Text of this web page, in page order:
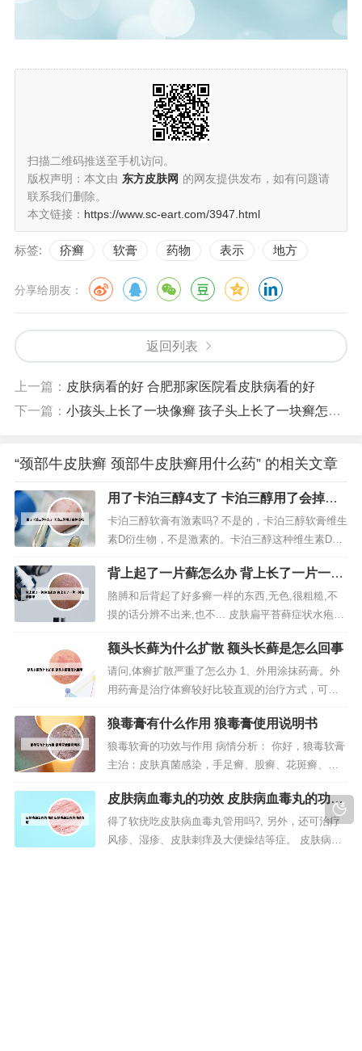
扫描二维码推送至手机访问。
版权声明：本文由 东方皮肤网 的网友提供发布，如有问题请
联系我们删除。
本文链接： https://www.sc-eart.com/3947.html
标签: 疥癣 软膏 药物 表示 地方
分享给朋友：
返回列表
上一篇： 皮肤病看的好 合肥那家医院看皮肤病看的好
下一篇： 小孩头上长了一块像癣 孩子头上长了一块癣怎么治
“颈部牛皮肤癣 颈部牛皮肤癣用什么药” 的相关文章
用了卡泊三醇4支了 卡泊三醇用了会掉皮
吗
卡泊三醇软膏有激素吗? 不是的，卡泊三醇软膏维生
素D衍生物，不是激素的。卡泊三醇这种维生素D衍
生物能抑制皮肤细胞增生和诱导起分化，从而使银
屑病（牛皮癣）皮损的增生和分化异常得以纠正，
所以常常临床用作治疗银屑病。卡泊三醇软膏是不
含有激素的，因此，也不会产生依赖性。卡泊三醇
软膏通用名为卡泊三醇软膏。那么...
背上起了一片藓怎么办 背上长了一片一片
皮癣很痒
胳膊和后背起了好多癣一样的东西,无色,很粗糙,不
摸的话分辨不出来,也不... 皮肤扁平苔藓症状水疱：
一般为粟粒状，多见于软腭，但也可发生于其它部
位。水疱轻易破裂，在一日夜间又重新泛起。皮肤
扁平苔藓症状糜烂：糜烂型常见，范围相称广泛，
几乎可遍及整个口腔粘膜。这个是经常靠在桌子上
引起的，你用复方醋酸氟氢...
额头长藓为什么扩散 额头长藓是怎么回事
请问,体癣扩散严重了怎么办 1、外用涂抹药膏。外
用药膏是治疗体癣较好比较直观的治疗方式，可以
做到直接给药，其方法取适量的治疗体癣的药膏，
在发病部位坚持早晚涂抹，疗程期间按照医嘱的要
求进行上药。2、如果体癣面积较大，病情较重者，
需要配合口服药物治疗，常用伊曲康唑胶囊；或者
盐酸特比奈芬片。药物治疗的同时...
狼毒膏有什么作用 狼毒膏使用说明书
狼毒软膏的功效与作用 病情分析： 你好，狼毒软膏
主治：皮肤真菌感染，手足癣、股癣、花斑癣、蚊
虫叮咬、 男女外阴瘙痒人群的抑菌清洁、保健、并
具有促进康复作用。说到狼毒软膏，其实一种从植
物狼毒中提取物制作而成的一种药膏类的药物，可
以用于现在各种皮肤疾病的治疗。植物狼毒的根入
皮肤病血毒丸的功效 皮肤病血毒丸的功效
方解
得了软疣吃皮肤病血毒丸管用吗?, 另外，还可治疗
风疹、湿疹、皮肤刺痒及大便燥结等症。 皮肤病血